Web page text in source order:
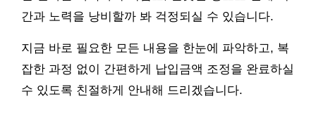
간과 노력을 낭비할까 봐 걱정되실 수 있습니다.
지금 바로 필요한 모든 내용을 한눈에 파악하고, 복
잡한 과정 없이 간편하게 납입금액 조정을 완료하실
수 있도록 친절하게 안내해 드리겠습니다.